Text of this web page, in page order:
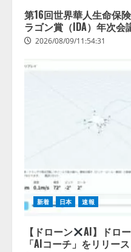
第16回世界華人生命保
ラゴン賞（IDA）年次会
2026/08/09/11:54:31
新着 日本 速報
【ドローン
AI】ドロ
「AIコーチ」をリリース